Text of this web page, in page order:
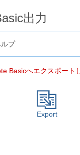
出力
プ
Basicへエクスポート
Export